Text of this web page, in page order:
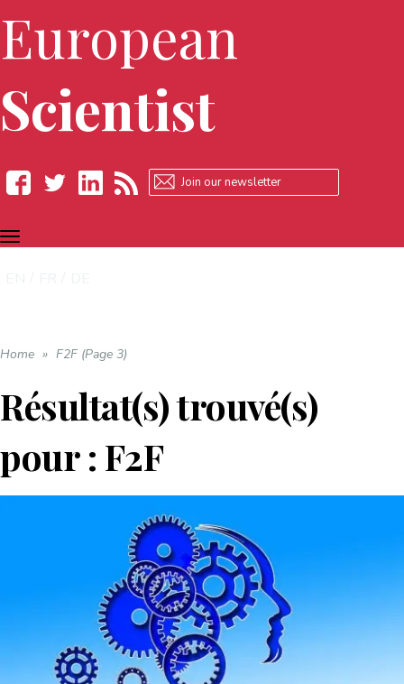
European
Scientist
Facebook
TOGGLE
NAVIGATION
Home » F2F (Page 3)
Résultat(s) trouvé(s)
pour : F2F